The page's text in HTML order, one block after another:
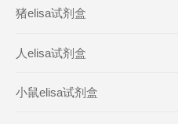
猪elisa试剂盒
人elisa试剂盒
小鼠elisa试剂盒